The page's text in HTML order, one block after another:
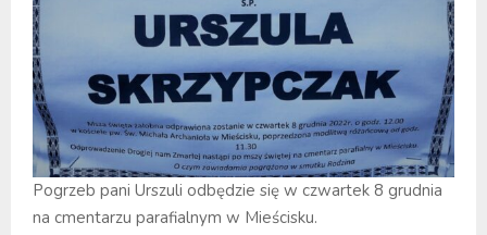
Pogrzeb pani Urszuli odbędzie się w czwartek 8 grudnia
na cmentarzu parafialnym w Mieścisku.